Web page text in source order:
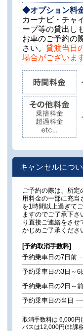
◆オプション料
カーナビ・チャ
ープ等の貸出し
お車のご予約の
さい。 貸渡当日
場合がございま
キャンセルにつ
ご予約の際は、所
用料金の一部に充当
を1時間以上過ぎて
ますのでご了承下さ
り直接ご連絡をさせ
かじめご了承くださ
[予約取消手数料]
予約乗車日の7日前
予約乗車日の3日～6
予約乗車日の2日～
予約乗車日の当日
取消手数料は 6,000円
バスは12,000円(非課